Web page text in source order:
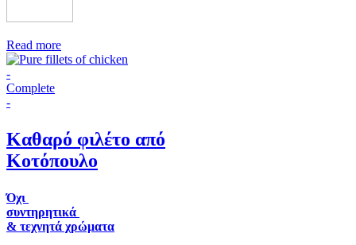
Read more
-
Complete
-
Καθαρό φιλέτο από
Κοτόπουλο
Όχι
συντηρητικά
& τεχνητά χρώματα